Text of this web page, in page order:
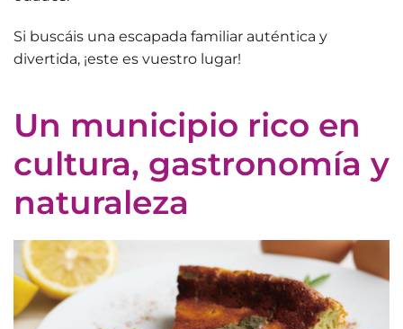
Si buscáis una escapada familiar auténtica y
divertida, ¡este es vuestro lugar!
Un municipio rico en
cultura, gastronomía y
naturaleza